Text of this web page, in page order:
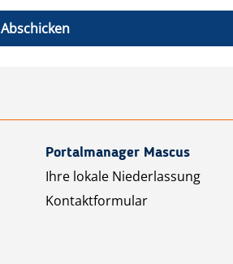
Abschicken
Portalmanager Mascus
Ihre lokale Niederlassung
Kontaktformular